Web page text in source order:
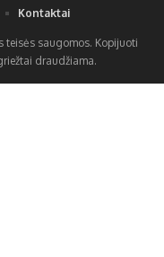
saugomos. Kopijuoti
draudžiama.
Kontaktai